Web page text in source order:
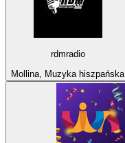
rdmradio
Mollina, Muzyka hiszpańska